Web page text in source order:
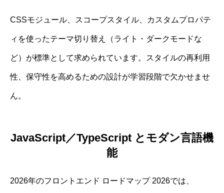
CSSモジュール、スコープスタイル、カスタムプロパテ
ィを使ったテーマ切り替え（ライト・ダークモードな
ど）が標準として求められています。スタイルの再利用
性、保守性を高めるための設計が学習段階で欠かせませ
ん。
JavaScript／TypeScript とモダン言語機
能
2026年のフロントエンド ロードマップ 2026では、